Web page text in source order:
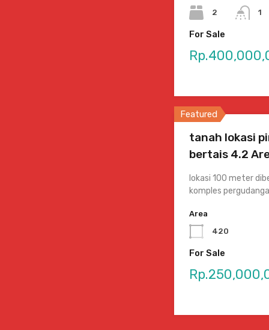
2
1
For Sale
Featured
tanah lokasi
bertais 4.2
lokasi 100 meter
komples
Area
420
For Sale